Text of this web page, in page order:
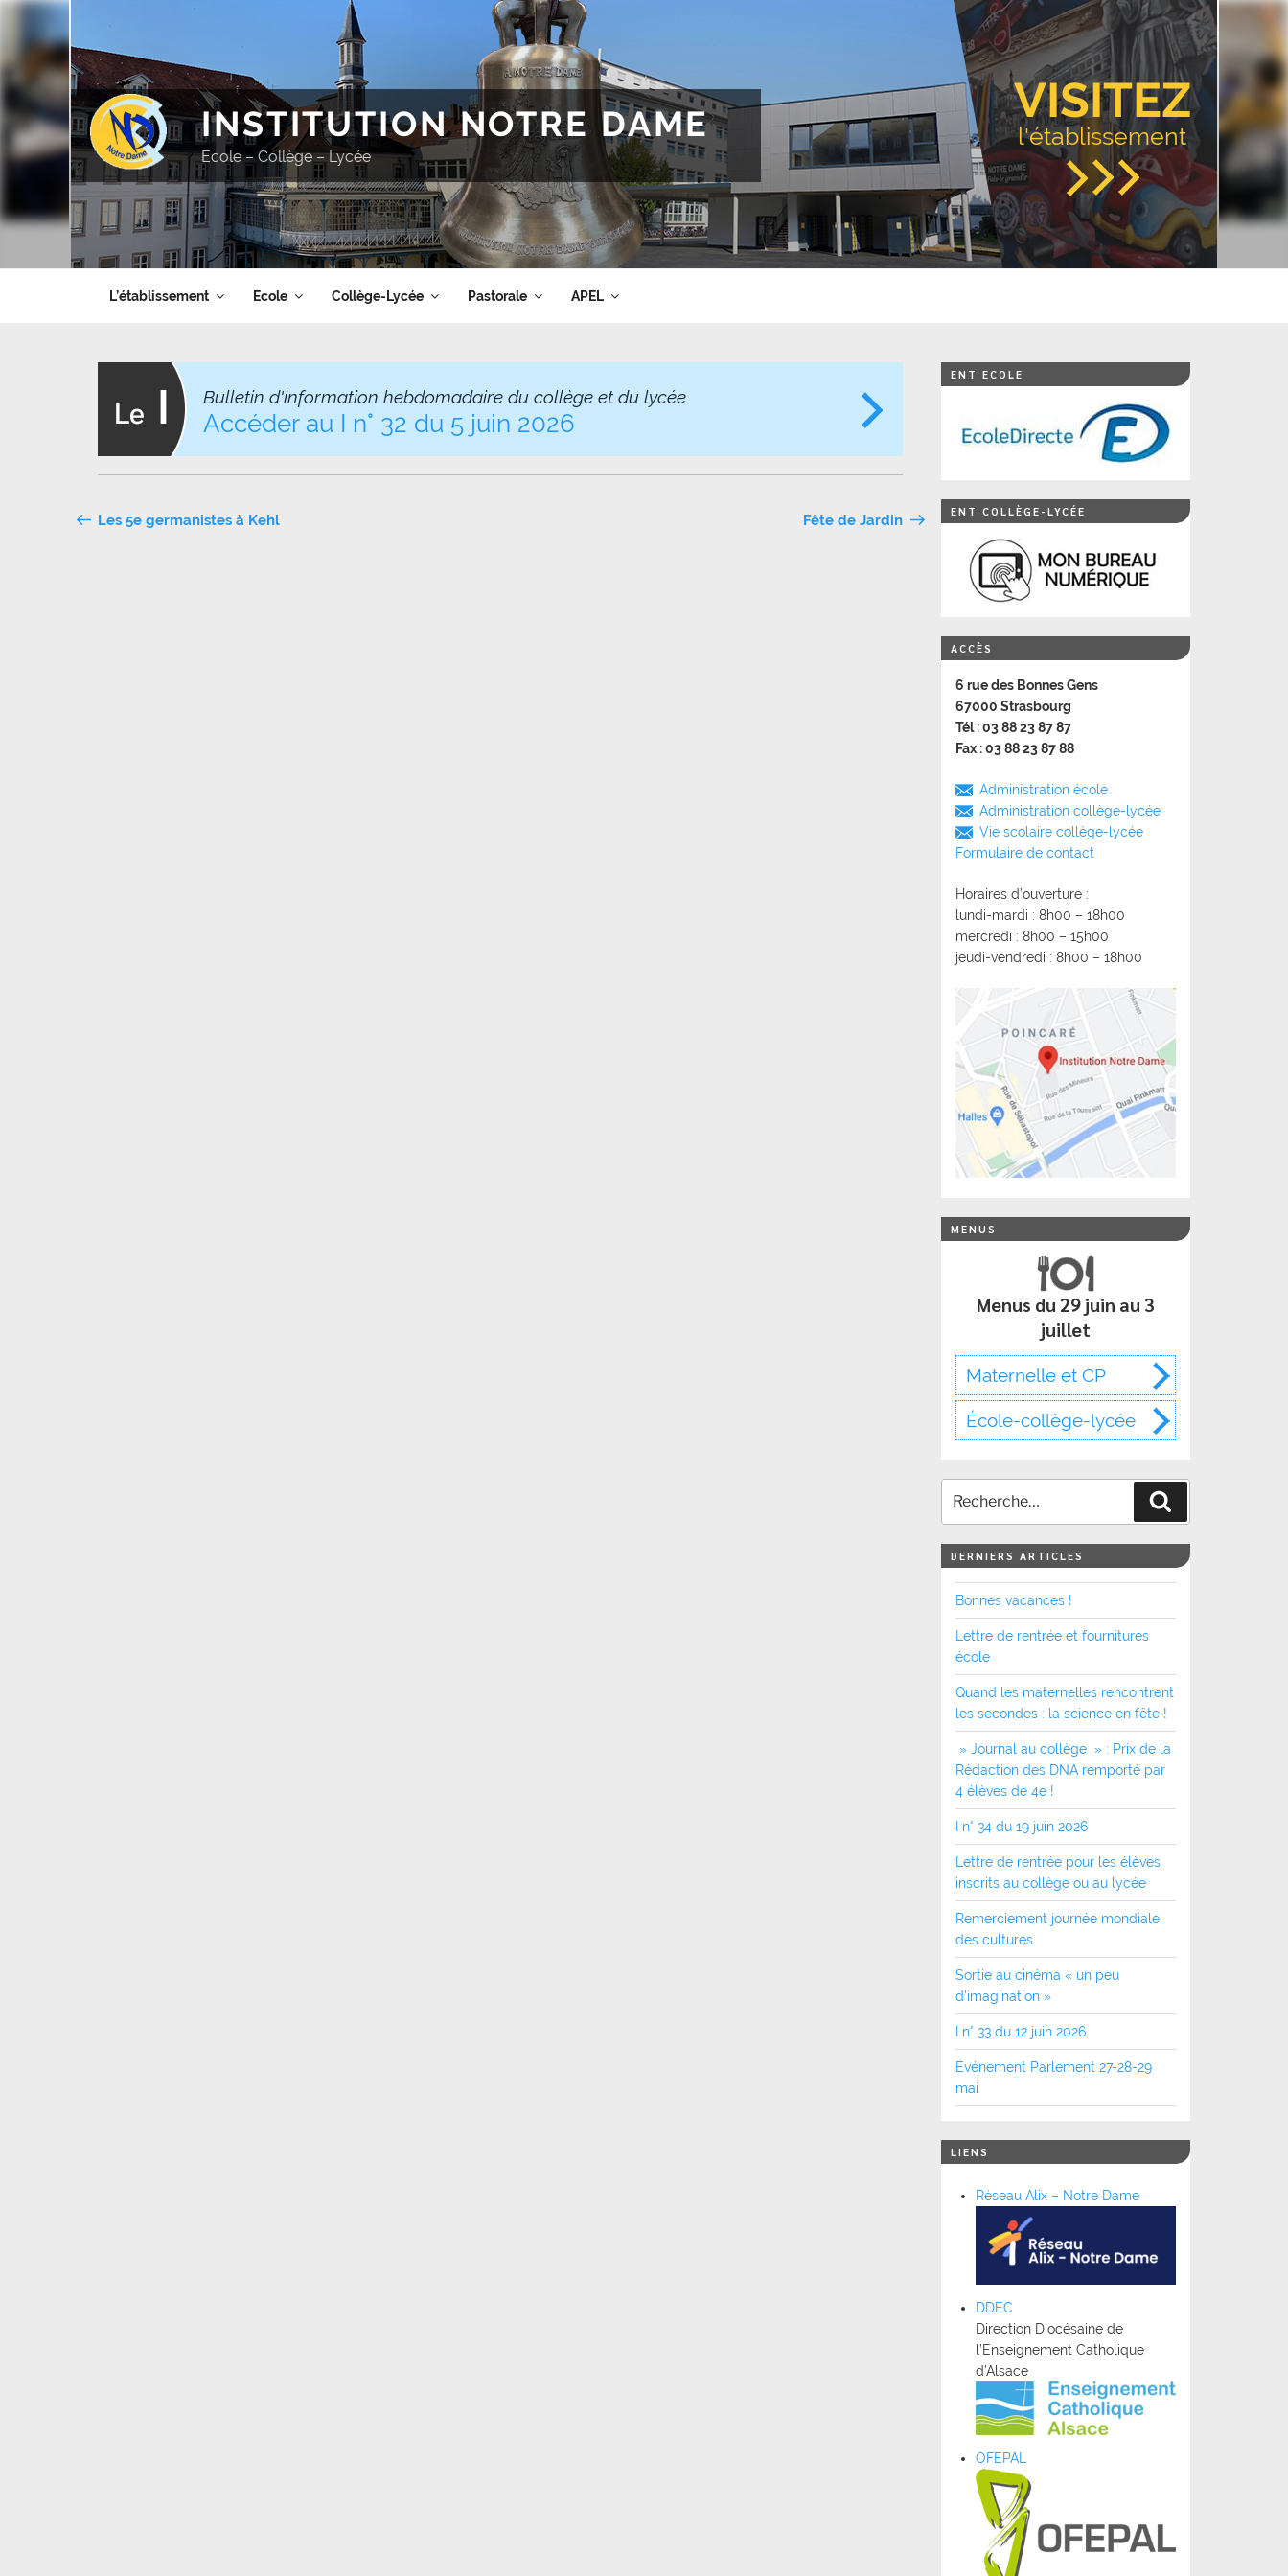
Aller
contenu
principal
VISITEZ
l'établissement
INSTITUTION NOTRE DAME
Ecole – Collège – Lycée
L’établissement Ecole Collège-Lycée Pastorale APEL
Bulletin d'information hebdomadaire du collège et du lycée
Accéder au I n° 32 du 5 juin 2026
Navigation
Les 5e germanistes à Kehl Fête de Jardin
ENT ECOLE
ENT COLLÈGE-LYCÉE
ACCÈS
6 rue des Bonnes Gens
67000 Strasbourg
Tél : 03 88 23 87 87
Fax : 03 88 23 87 88
Administration école
Administration collège-lycée
Vie scolaire collège-lycée
Formulaire de contact
Horaires d’ouverture :
lundi-mardi : 8h00 – 18h00
mercredi : 8h00 – 15h00
jeudi-vendredi : 8h00 – 18h00
MENUS
Menus du 29 juin au 3
juillet
Maternelle et CP
École-collège-lycée
DERNIERS ARTICLES
Bonnes vacances !
Lettre de rentrée et fournitures
école
Quand les maternelles rencontrent
les secondes : la science en fête !
» Journal au collège » : Prix de la
Rédaction des DNA remporté par
4 élèves de 4e !
I n° 34 du 19 juin 2026
Lettre de rentrée pour les élèves
inscrits au collège ou au lycée
Remerciement journée mondiale
des cultures
Sortie au cinéma « un peu
d’imagination »
I n° 33 du 12 juin 2026
Événement Parlement 27-28-29
mai
LIENS
Réseau Alix – Notre Dame
DDEC
Direction Diocésaine de
l’Enseignement Catholique
d’Alsace
OFEPAL